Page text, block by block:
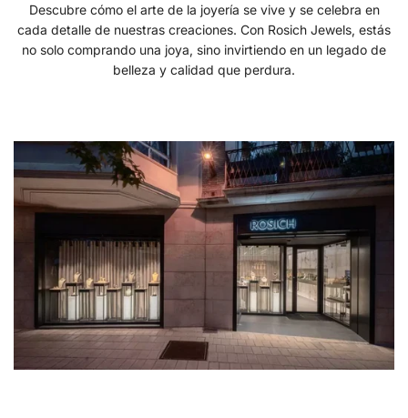
Descubre cómo el arte de la joyería se vive y se celebra en
cada detalle de nuestras creaciones. Con Rosich Jewels, estás
no solo comprando una joya, sino invirtiendo en un legado de
belleza y calidad que perdura.